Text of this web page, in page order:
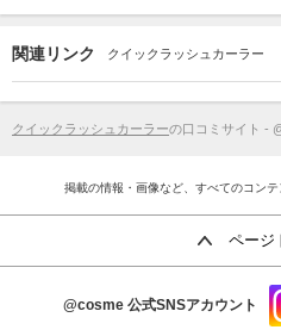
関連リンク クイックラッシュカーラー
クイックラッシュカーラーの口コミサイト -
掲載の情報・画像など、すべてのコン
ページ
@cosme 公式SNSアカウント